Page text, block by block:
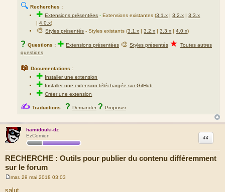
🔍 Recherches :
✚Extensions présentées -Extensions existantes (3.1.x |3.2.x |3.3.x
|4.0.x)
🎨Styles présentés - Styles existants (3.1.x |3.2.x |3.3.x |4.0.x)
? Questions : ✚ Extensions présentées 🎨 Styles présentés ★ Toutes autres
questions
📖 Documentations :
✚ Installer une extension
✚ Installer une extension téléchargée sur GitHub
✚Créer une extension
✍ Traductions : ? Demander ? Proposer
hamidouki-dz
EzComien
RECHERCHE : Outils pour publier du contenu différemment
sur le forum
Citation
e
mar. 29 mai 2018 03:03
salut